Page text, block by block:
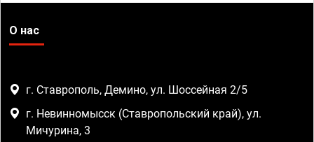
О нас
г. Ставрополь, Демино, ул. Шоссейная 2/5
г. Невинномысск (Ставропольский край), ул.
Мичурина, 3